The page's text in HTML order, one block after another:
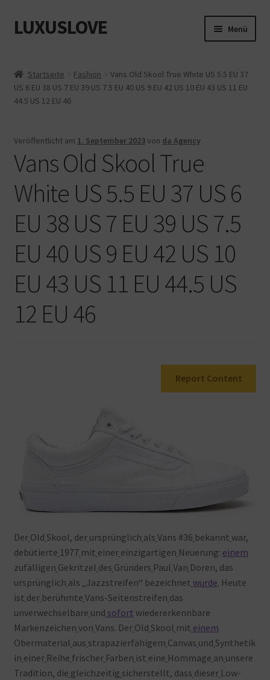
Zur
Navigation
Zum
Inhalt
LUXUSLOVE Menü
Cookie-Richtlinie (EU)
Impressum
Kasse
Mein Konto
Shop
Warenkorb
Startseite Fashion
Vans Old Skool True White US 5.5 EU 37
US 6 EU 38 US 7 EU 39 US 7.5 EU 40 US 9 EU 42 US 10 EU 43 US 11 EU
44.5 US 12 EU 46
Veröffentlicht am 1. September 2023von da Agency
Vans Old Skool True
White US 5.5 EU 37 US 6
EU 38 US 7 EU 39 US 7.5
EU 40 US 9 EU 42 US 10
EU 43 US 11 EU 44.5 US
12 EU 46
Report Content
Der Old Skool, der ursprünglich als Vans #36 bekannt war,
debütierte 1977 mit einer einzigartigen Neuerung: einem
zufälligen Gekritzel des Gründers Paul Van Doren, das
ursprünglich als „Jazzstreifen“ bezeichnet wurde. Heute
ist der berühmte Vans-Seitenstreifen das
unverwechselbare und sofort wiedererkennbare
Markenzeichen von Vans. Der Old Skool mit einem
Obermaterial aus strapazierfähigem Canvas und Synthetik
in einer Reihe frischer Farben ist eine Hommage an unsere
Tradition, die gleichzeitig sicherstellt, dass dieser Low-